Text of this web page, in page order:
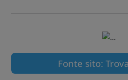
Fonte sito: